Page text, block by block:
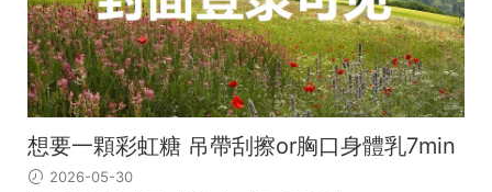
想要一顆彩虹糖 吊帶刮擦or胸口身體乳7min
2026-05-30